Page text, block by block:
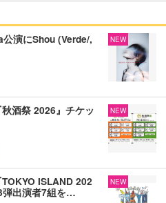
演にShou (Verde/,
NEW
酒祭 2026』チケッ
NEW
ISLAND 202
出演者7組を…
NEW